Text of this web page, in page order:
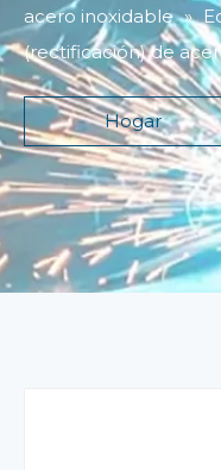
acero inoxidable »
(rectificación) de
Hogar